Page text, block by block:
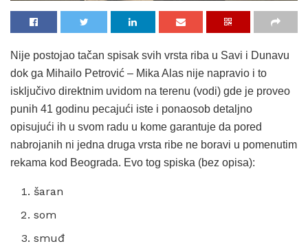
Nije postojao tačan spisak svih vrsta riba u Savi i Dunavu
dok ga Mihailo Petrović – Mika Alas nije napravio i to
isključivo direktnim uvidom na terenu (vodi) gde je proveo
punih 41 godinu pecajući iste i ponaosob detaljno
opisujući ih u svom radu u kome garantuje da pored
nabrojanih ni jedna druga vrsta ribe ne boravi u pomenutim
rekama kod Beograda. Evo tog spiska (bez opisa):
šaran
som
smuđ